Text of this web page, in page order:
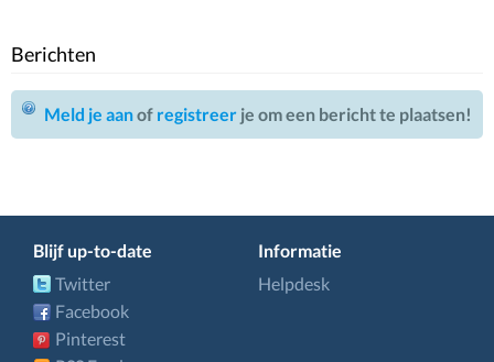
Berichten
Meld je aanof registreer je om een bericht te plaatsen!
Blijf up-to-date
Twitter
Facebook
Pinterest
Informatie
Helpdesk